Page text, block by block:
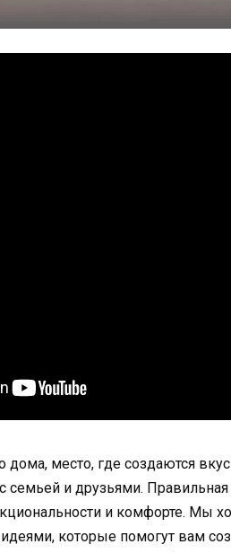
дома, место, где создаются
и друзьями. Правильная
и комфорте. Мы
которые помогут вам